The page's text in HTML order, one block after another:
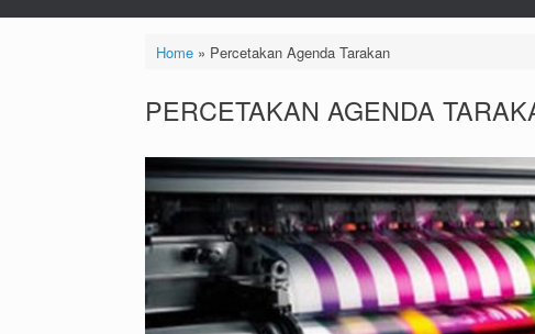
Home» Percetakan Agenda Tarakan
PERCETAKAN AGENDA